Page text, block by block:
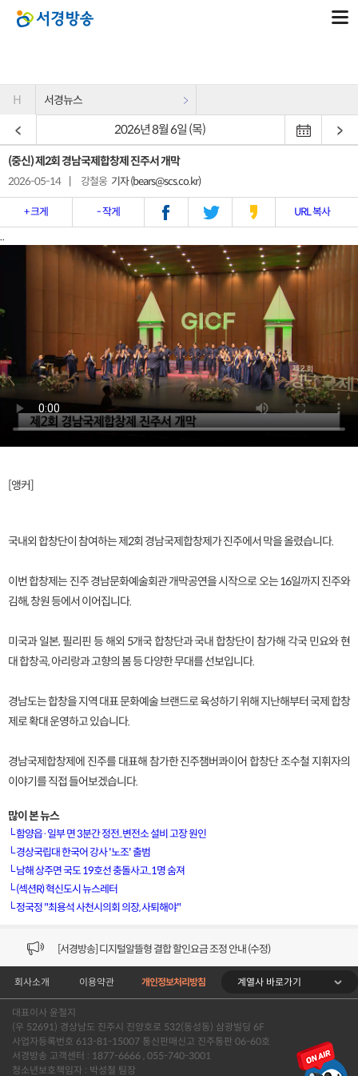
H 서경뉴스
2026년 8월 6일 (목)
(중신) 제2회 경남국제합창제 진주서 개막
2026-05-14 강철웅 기자 (bears@scs.co.kr)
+ 크게 - 작게 URL 복사
..
[앵커]
국내외 합창단이 참여하는 제2회 경남국제합창제가 진주에서 막을 올렸습니다.
이번 합창제는 진주 경남문화예술회관 개막공연을 시작으로 오는 16일까지 진주와
김해, 창원 등에서 이어집니다.
미국과 일본, 필리핀 등 해외 5개국 합창단과 국내 합창단이 참가해 각국 민요와 현
대 합창곡, 아리랑과 고향의 봄 등 다양한 무대를 선보입니다.
경남도는 합창을 지역 대표 문화예술 브랜드로 육성하기 위해 지난해부터 국제 합창
제로 확대 운영하고 있습니다.
경남국제합창제에 진주를 대표해 참가한 진주챔버콰이어 합창단 조수철 지휘자의
이야기를 직접 들어보겠습니다.
많이 본 뉴스
└함양읍·일부 면 3분간 정전..변전소 설비 고장 원인
└경상국립대 한국어 강사 '노조' 출범
└남해 상주면 국도 19호선 충돌사고..1명 숨져
└(섹션R) 혁신도시 뉴스레터
└정국정 "최용석 사천시의회 의장, 사퇴해야"
[서경방송] 일부 채널편성 변경 안내의 건 (7/22)
[서경방송] 디지털알뜰형 결합 할인요금 조정 안내 (수정)
[공지] 개인정보처리방침 (Ver2.15) 개정의 건 (7/1)
[서경방송] 일부 채널편성 변경 안내의 건 (7/1)
[VOD공지] 청춘초이스 이용금액 변경 안내
회사소개 이용약관 개인정보처리방침 계열사 바로가기
대표이사 윤철지
(우 52691) 경상남도 진주시 진양호로 532(동성동) 삼광빌딩 6F
사업자등록번호 613-81-15007 통신판매신고 진주통판 06-60호
서경방송 고객센터 : 1877-6666 , 055-740-3001
청소년보호책임자 : 박성철 팀장